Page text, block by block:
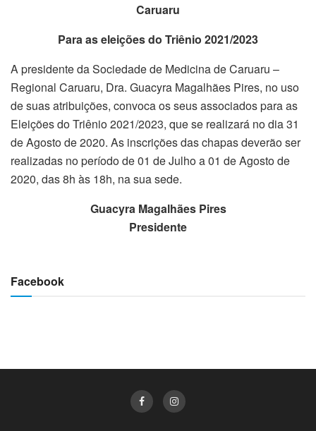
Caruaru
Para as eleições do Triênio 2021/2023
A presidente da Sociedade de Medicina de Caruaru –
Regional Caruaru, Dra. Guacyra Magalhães Pires, no uso
de suas atribuições, convoca os seus associados para as
Eleições do Triênio 2021/2023, que se realizará no dia 31
de Agosto de 2020. As inscrições das chapas deverão ser
realizadas no período de 01 de Julho a 01 de Agosto de
2020, das 8h às 18h, na sua sede.
Guacyra Magalhães Pires
Presidente
Facebook